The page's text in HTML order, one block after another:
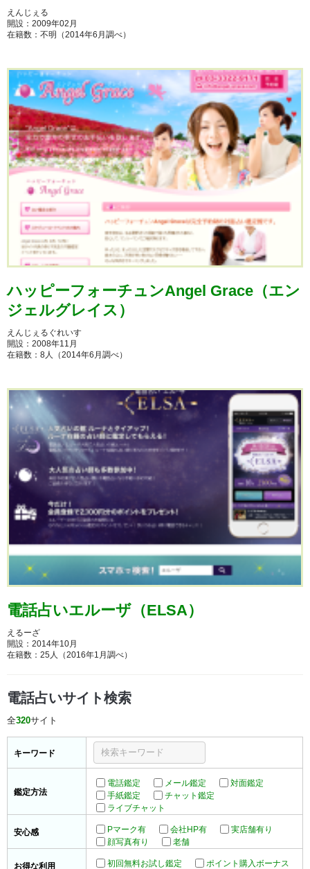
えんじぇる
開設：2009年02月
在籍数：不明（2014年6月調べ）
ハッピーフォーチュンAngel Grace（エン
ジェルグレイス）
えんじぇるぐれいす
開設：2008年11月
在籍数：8人（2014年6月調べ）
電話占いエルーザ（ELSA）
えるーざ
開設：2014年10月
在籍数：25人（2016年1月調べ）
電話占いサイト検索
全320サイト
キーワード
鑑定方法
電話鑑定 メール鑑定
対面鑑定
手紙鑑定
チャット鑑定
ライブチャット
安心感 Pマーク有 会社HP有
実店舗有り
顔写真有り
老舗
お得な利用 初回無料お試し鑑定 ポイント購入ボーナス